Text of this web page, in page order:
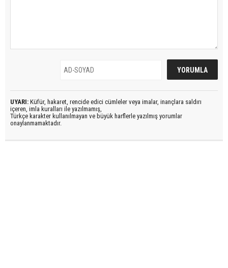
UYARI: Küfür, hakaret, rencide edici cümleler veya imalar, inançlara saldırı
içeren, imla kuralları ile yazılmamış,
Türkçe karakter kullanılmayan ve büyük harflerle yazılmış yorumlar
onaylanmamaktadır.